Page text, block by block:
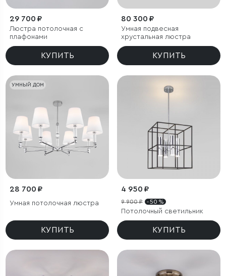
29 700 ₽
Люстра потолочная с
плафонами
КУПИТЬ
80 300 ₽
Умная подвесная
хрустальная люстра
КУПИТЬ
УМНЫЙ ДОМ
28 700 ₽
Умная потолочная люстра
КУПИТЬ
4 950 ₽
9 900 ₽ - 50 %
Потолочный светильник
КУПИТЬ